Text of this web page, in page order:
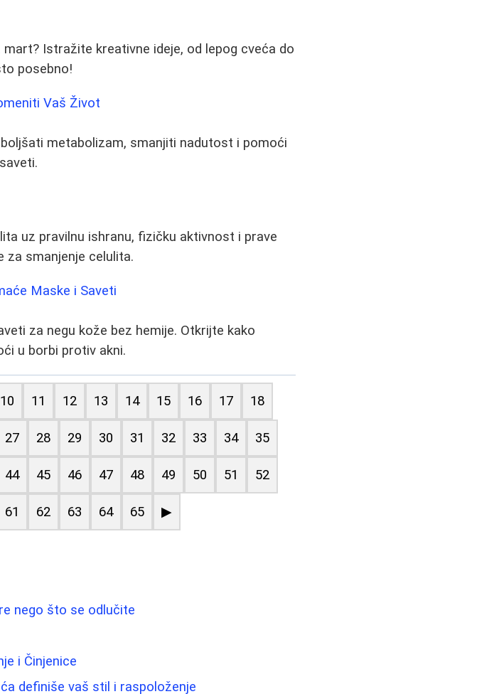
Istražite kreativne ideje, od lepog cveća do
posebno!
Vaš Život
metabolizam, smanjiti nadutost i pomoći
uz pravilnu ishranu, fizičku aktivnost i prave
smanjenje celulita.
Maske i Saveti
za negu kože bez hemije. Otkrijte kako
u borbi protiv akni.
10 11 12 13 14 15 16 17 18
27 28 29 30 31 32 33 34 35
44 45 46 47 48 49 50 51 52
61 62 63 64 65 ▶
nego što se odlučite
i Činjenice
definiše vaš stil i raspoloženje